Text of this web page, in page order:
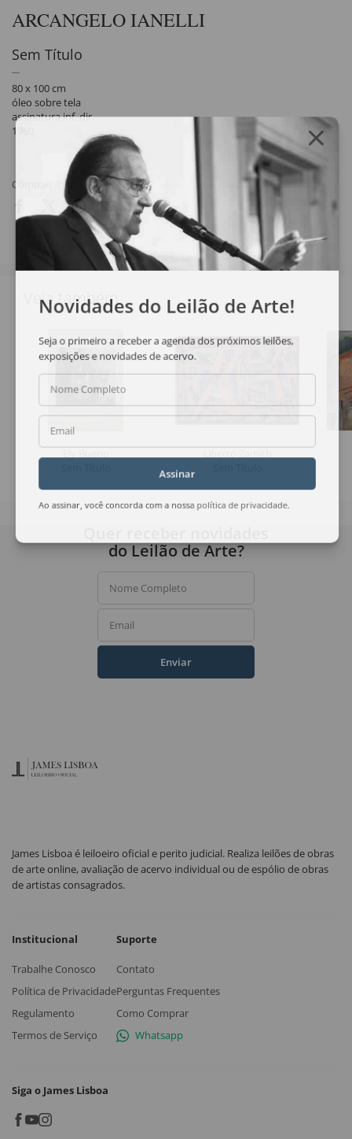
ARCANGELO IANELLI
Sem Título
80 x 100 cm
óleo sobre tela
assinatura inf. dir.
1960
Compartilhar
Veja também
Novidades do Leilão de Arte!
Seja o primeiro a receber a agenda dos próximos leilões,
exposições e novidades de acervo.
Nome Completo
Email
Assinar
Ao assinar, você concorda com a nossa política de privacidade
do Leilão de Arte?
Nome Completo
Email
Enviar
James Lisboa é leiloeiro oficial e perito judicial. Realiza leilões de obras
de arte online, avaliação de acervo individual ou de espólio de obras
de artistas consagrados.
Institucional
Trabalhe Conosco
Política de Privacidade
Regulamento
Termos de Serviço
Suporte
Contato
Perguntas Frequentes
Como Comprar
Whatsapp
Siga o James Lisboa